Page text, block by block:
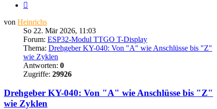
von Heinrichs
So 22. Mär 2026, 11:03
Forum: ESP32-Modul TTGO T-Display
Thema: Drehgeber KY-040: Von "A" wie Anschlüsse bis "Z"
wie Zyklen
Antworten: 0
Zugriffe: 29926
Drehgeber KY-040: Von "A" wie Anschlüsse bis "Z"
wie Zyklen